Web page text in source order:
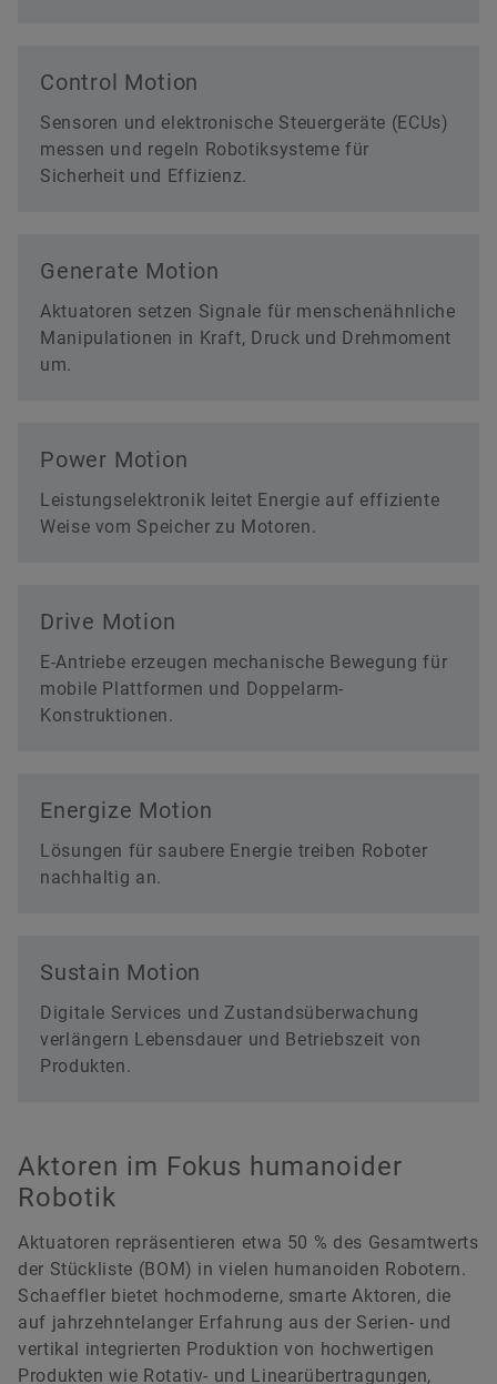
Control Motion
Sensoren und elektronische Steuergeräte (ECUs)
messen und regeln Robotiksysteme für
Sicherheit und Effizienz.
Generate Motion
Aktuatoren setzen Signale für menschenähnliche
Manipulationen in Kraft, Druck und Drehmoment
um.
Power Motion
Leistungselektronik leitet Energie auf effiziente
Weise vom Speicher zu Motoren.
Drive Motion
E-Antriebe erzeugen mechanische Bewegung für
mobile Plattformen und Doppelarm-
Konstruktionen.
Energize Motion
Lösungen für saubere Energie treiben Roboter
nachhaltig an.
Sustain Motion
Digitale Services und Zustandsüberwachung
verlängern Lebensdauer und Betriebszeit von
Produkten.
Aktoren im Fokus humanoider
Robotik
Aktuatoren repräsentieren etwa 50 % des Gesamtwerts
der Stückliste (BOM) in vielen humanoiden Robotern.
Schaeffler bietet hochmoderne, smarte Aktoren, die
auf jahrzehntelanger Erfahrung aus der Serien- und
vertikal integrierten Produktion von hochwertigen
Produkten wie Rotativ- und Linearübertragungen,